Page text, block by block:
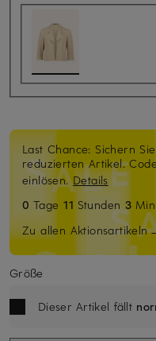
Last Chance: Sichern
reduzierten Artikel. Code
einlösen.Details
0 Tage11 Stunden 3
Zu allen Aktionsartikeln
Größe
Dieser Artikel fällt